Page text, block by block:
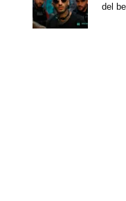
del